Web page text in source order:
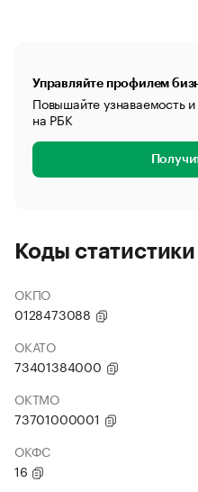
Управляйте профилем
Повышайте узнаваемость
на РБК
Коды статистики
ОКПО
0128473088
ОКАТО
73401384000
ОКТМО
73701000001
ОКФС
16